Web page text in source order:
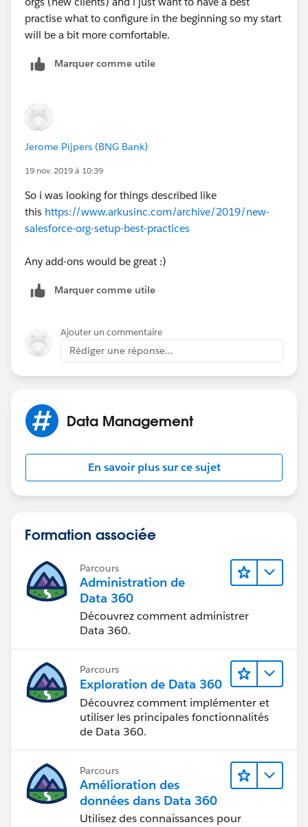
practise what to configure in the beginning so my start
will be a bit more comfortable.
Marquer comme utile
Jerome Pijpers (BNG Bank)
19 nov. 2019 à 10:39
So i was looking for things described like
this https://www.arkusinc.com/archive/2019/new-
salesforce-org-setup-best-practices
Any add-ons would be great :)
Marquer comme utile
Ajouter un commentaire
Rédiger une réponse...
Data Management
En savoir plus sur ce sujet
Formation associée
Parcours
Administration de
Data 360
Découvrez comment administrer
Data 360.
Parcours
Exploration de Data 360
Découvrez comment implémenter et
utiliser les principales fonctionnalités
de Data 360.
Parcours
Amélioration des
données dans Data 360
Utilisez des connaissances pour